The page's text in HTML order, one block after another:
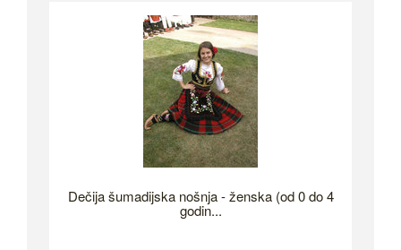
Dečija šumadijska nošnja - ženska (od 0 do 4
godin...